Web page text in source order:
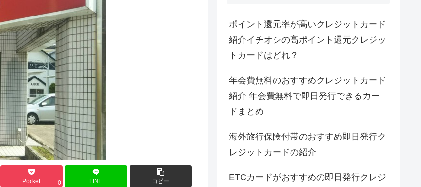
Pocket 0 LINE コピー
ポイント還元率が高いクレジットカード
紹介イチオシの高ポイント還元クレジッ
トカードはどれ？
年会費無料のおすすめクレジットカード
紹介 年会費無料で即日発行できるカー
ドまとめ
海外旅行保険付帯のおすすめ即日発行ク
レジットカードの紹介
ETCカードがおすすめの即日発行クレジ